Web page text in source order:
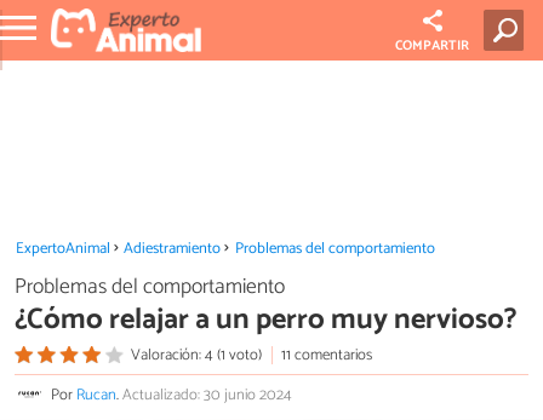
COMPARTIR
ExpertoAnimal Adiestramiento Problemas del comportamiento
Problemas del comportamiento
¿Cómo relajar a un perro muy nervioso?
Valoración: 4 (1 voto)
11 comentarios
PorRucan.Actualizado: 30 junio 2024